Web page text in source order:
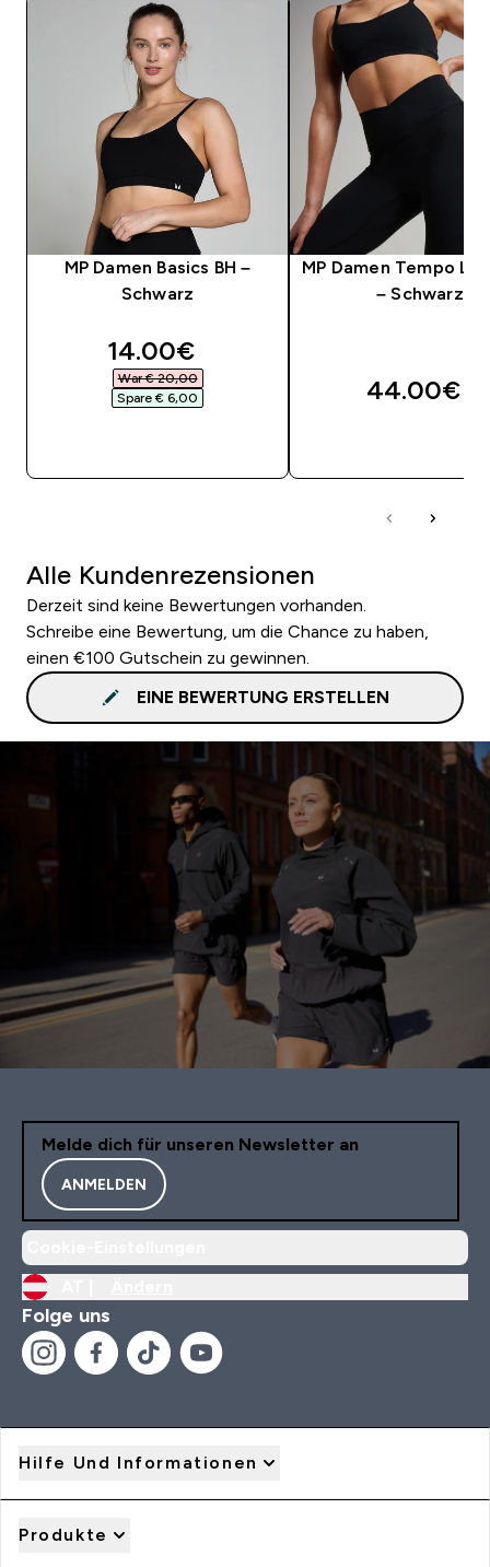
MP Damen Basics BH –
Schwarz
discounted price
14.00€‎
War € 20,00‎
Spare € 6,00‎
MP Damen Tempo
– Schwarz
44.00€‎
Alle Kundenrezensionen
Derzeit sind keine Bewertungen vorhanden.
Schreibe eine Bewertung, um die Chance zu haben,
einen €100 Gutschein zu gewinnen.
EINE BEWERTUNG ERSTELLEN
Melde dich für unseren Newsletter an
ANMELDEN
Folge uns
Hilfe Und Informationen
Produkte